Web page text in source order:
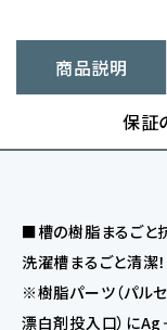
商品説明
保証
■槽の樹脂まるごと
洗濯槽まるごと清潔
※樹脂パーツ（パル
漂白剤投入口）にAg